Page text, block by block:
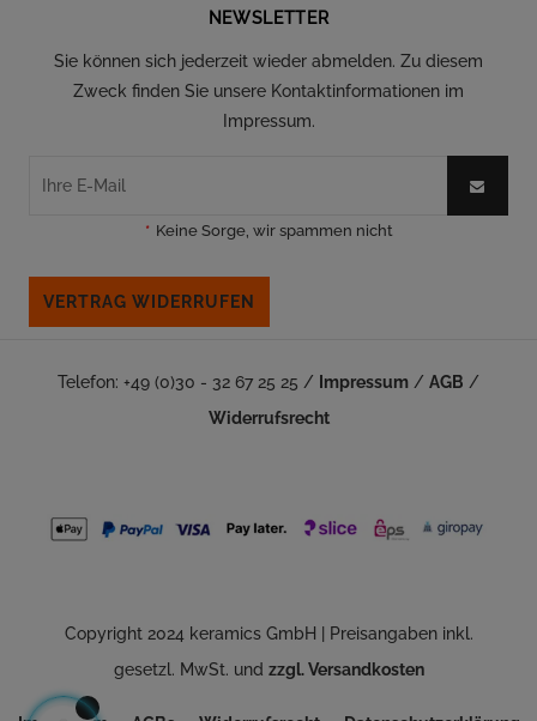
NEWSLETTER
Sie können sich jederzeit wieder abmelden. Zu diesem
Zweck finden Sie unsere Kontaktinformationen im
Impressum.
* Keine Sorge, wir spammen nicht
VERTRAG WIDERRUFEN
Telefon: +49 (0)30 - 32 67 25 25 / Impressum / AGB /
Widerrufsrecht
Copyright 2024 keramics GmbH | Preisangaben inkl.
gesetzl. MwSt. und zzgl. Versandkosten